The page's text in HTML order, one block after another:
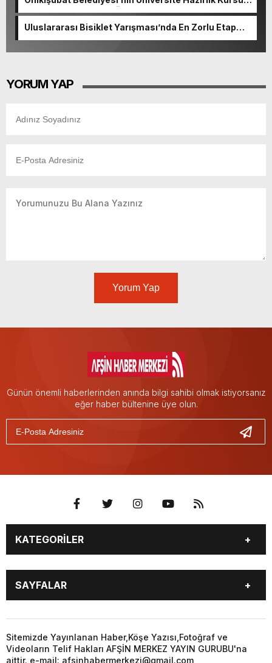
başvurularında son gün 7 Ağustos.
Uluslararası Bisiklet Yarışması’nda En Zorlu Etap
YORUM YAP
Yorum Yap
Günün önemli haberlerinden anında bilgi sahibi olmak istiyorsanız
eğer haber bültenine üye olun.
KATEGORİLER
EĞİTİM
EKONOMİ
GÜNCEL
SİYASET
YEREL HABERLER
KÜNYE
…
3. SAYFA
KÜLTÜR
SAYFALAR
GÜNCEL
ÖZEL HABER
SİYASET
YEREL HABERLER
Sitemizde Yayınlanan Haber,Köşe Yazısı,Fotoğraf ve
Videoların Telif Hakları AFŞİN MERKEZ YAYIN GURUBU'na
aittir. e-mail: afsinhabermerkezi@gmail.com